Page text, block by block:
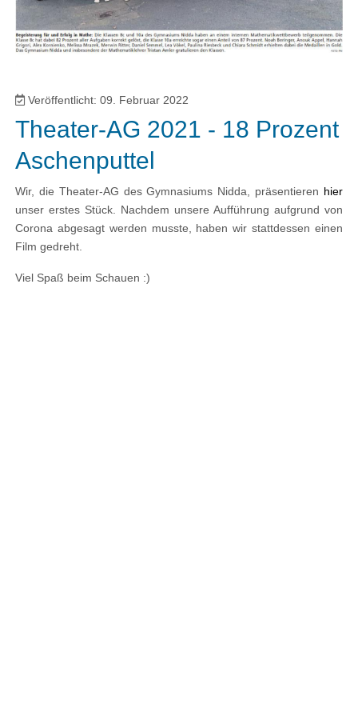
Veröffentlicht: 09. Februar 2022
Theater-AG 2021 - 18 Prozent
Aschenputtel
Wir, die Theater-AG des Gymnasiums Nidda, präsentieren hier
unser erstes Stück. Nachdem unsere Aufführung aufgrund von
Corona abgesagt werden musste, haben wir stattdessen einen
Film gedreht.
Viel Spaß beim Schauen :)